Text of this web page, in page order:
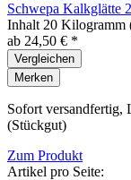
Schwepa Kalkglätte
Inhalt 20 Kilogramm
ab 24,50 € *
Vergleichen
Merken
Sofort versandfertig,
(Stückgut)
Zum Produkt
Artikel pro Seite: